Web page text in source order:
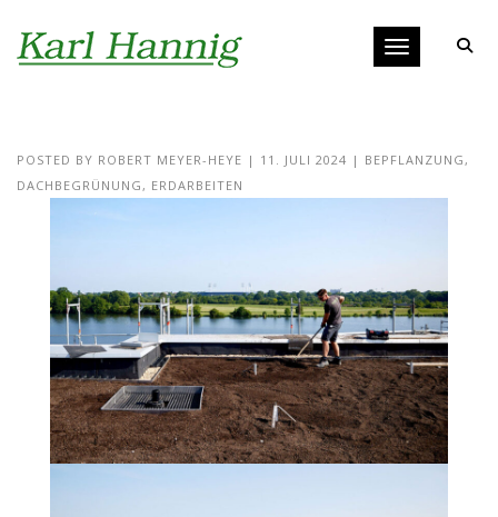
Toggle
POSTED BY ROBERT MEYER-HEYE | 11. JULI 2024 | BEPFLANZUNG,
DACHBEGRÜNUNG, ERDARBEITEN